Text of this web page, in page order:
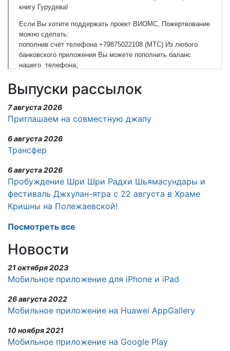
Выпуски рассылок
7 августа 2026
Приглашаем на совместную джапу
6 августа 2026
Трансфер
6 августа 2026
Пробуждение Шри Шри Радхи Шьямасундары и
фестиваль Джхулан-ятра с 22 августа в Храме
Кришны на Полежаевской!
Посмотреть все
Новости
21 октября 2023
Мобильное приложение для iPhone и iPad
26 августа 2022
Мобильное приложение на Huawei AppGallery
10 ноября 2021
Мобильное приложение на Google Play